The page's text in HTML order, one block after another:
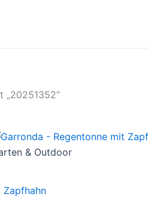
& Outdoor
Zapfhahn